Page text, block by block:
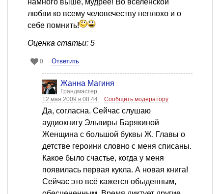
намного выше, мудрее! Во вселенской
любви ко всему человечеству неплохо и о
себе помнить!
Оценка статьи: 5
0 Ответить
Жанна Магиня
Грандмастер
12 мая 2009 в 08:44
Сообщить модератору
Да, согласна. Сейчас слушаю
аудиокнигу Эльвиры Барякиной
Женщина с большой буквы Ж. Главы о
детстве героини словно с меня списаны.
Какое было счастье, когда у меня
появилась первая кукла. А новая книга!
Сейчас это всё кажется обыденным,